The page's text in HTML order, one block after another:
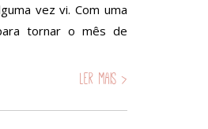
vez vi. Com uma
tornar o mês de
Ler mais >